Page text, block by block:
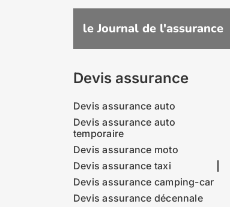
le Journal de l'assurance
Devis assurance
Devis assurance auto
Devis assurance auto
temporaire
Devis assurance moto
Devis assurance taxi
Devis assurance camping-car
Devis assurance décennale